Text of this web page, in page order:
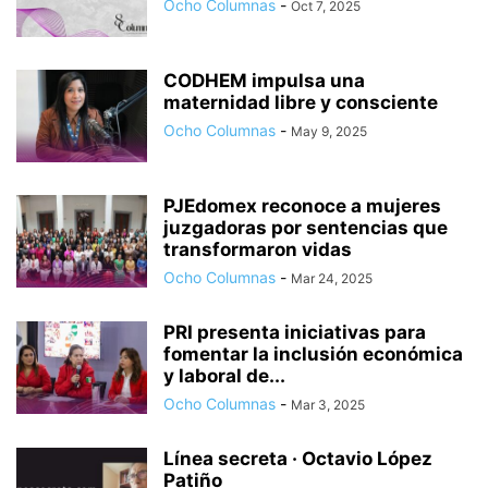
Ocho Columnas - Oct 7, 2025
CODHEM impulsa una
maternidad libre y consciente
Ocho Columnas - May 9, 2025
PJEdomex reconoce a mujeres
juzgadoras por sentencias que
transformaron vidas
Ocho Columnas - Mar 24, 2025
PRI presenta iniciativas para
fomentar la inclusión económica
y laboral de...
Ocho Columnas - Mar 3, 2025
Línea secreta · Octavio López
Patiño